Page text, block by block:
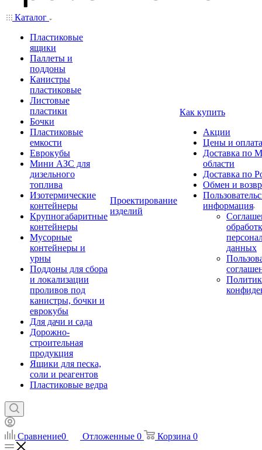
Каталог
Пластиковые
ящики
Паллеты и
поддоны
Канистры
пластиковые
Листовые
пластики
Бочки
Пластиковые
емкости
Еврокубы
Мини АЗС для
дизельного
топлива
Изотермические
контейнеры
Крупногабаритные
контейнеры
Мусорные
контейнеры и
урны
Поддоны для сбора
и локализации
проливов под
канистры, бочки и
еврокубы
Для дачи и сада
Дорожно-
строительная
продукция
Ящики для песка,
соли и реагентов
Пластиковые ведра
Проектирование
изделий
Как купить
Акции
Цены и оплата
Доставка по
области
Доставка по
Обмен и
информация
данных
Сравнение0 Отложенные 0 Корзина 0